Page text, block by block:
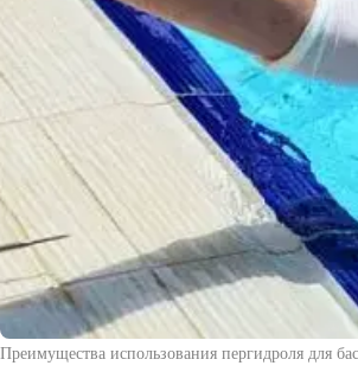
Преимущества использования пергидроля для